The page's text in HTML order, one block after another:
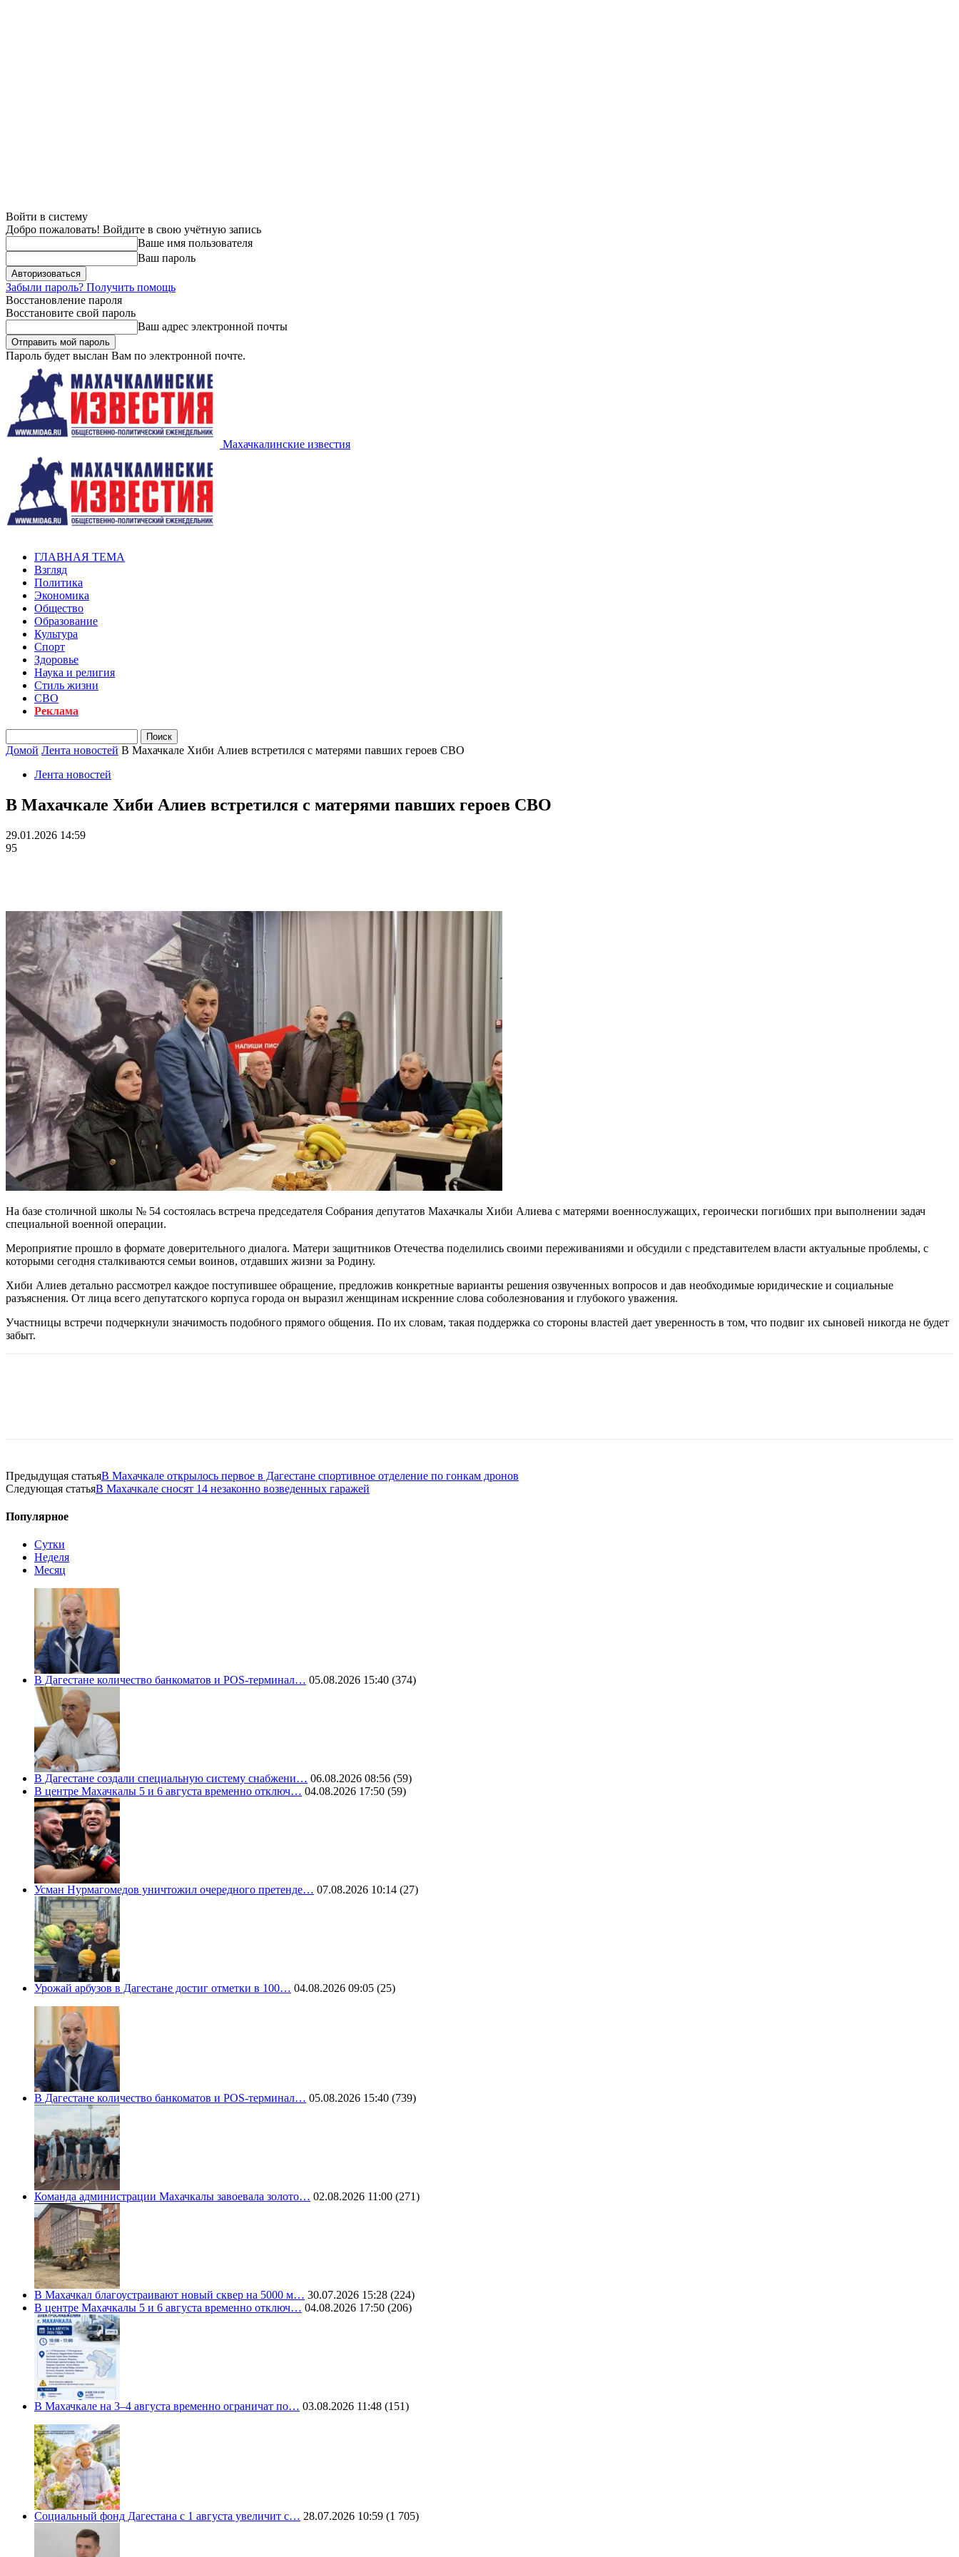
Войти в систему
Добро пожаловать! Войдите в свою учётную запись
Ваше имя пользователя
Ваш пароль
Забыли пароль? Получить помощь
Восстановление пароля
Восстановите свой пароль
Ваш адрес электронной почты
Пароль будет выслан Вам по электронной почте.
Махачкалинские известия
ГЛАВНАЯ ТЕМА
Взгляд
Политика
Экономика
Общество
Образование
Культура
Спорт
Здоровье
Наука и религия
Стиль жизни
СВО
Реклама
Домой Лента новостей В Махачкале Хиби Алиев встретился с матерями павших героев СВО
Лента новостей
В Махачкале Хиби Алиев встретился с матерями павших героев СВО
29.01.2026 14:59
95
На базе столичной школы № 54 состоялась встреча председателя Собрания депутатов Махачкалы Хиби Алиева с матерями военнослужащих, героически погибших при выполнении задач
специальной военной операции.
Мероприятие прошло в формате доверительного диалога. Матери защитников Отечества поделились своими переживаниями и обсудили с представителем власти актуальные проблемы, с
которыми сегодня сталкиваются семьи воинов, отдавших жизни за Родину.
Хиби Алиев детально рассмотрел каждое поступившее обращение, предложив конкретные варианты решения озвученных вопросов и дав необходимые юридические и социальные
разъяснения. От лица всего депутатского корпуса города он выразил женщинам искренние слова соболезнования и глубокого уважения.
Участницы встречи подчеркнули значимость подобного прямого общения. По их словам, такая поддержка со стороны властей дает уверенность в том, что подвиг их сыновей никогда не будет
забыт.
Предыдущая статьяВ Махачкале открылось первое в Дагестане спортивное отделение по гонкам дронов
Следующая статьяВ Махачкале сносят 14 незаконно возведенных гаражей
Популярное
Сутки
Неделя
Месяц
В Дагестане количество банкоматов и POS-терминал… 05.08.2026 15:40 (374)
В Дагестане создали специальную систему снабжени… 06.08.2026 08:56 (59)
В центре Махачкалы 5 и 6 августа временно отключ… 04.08.2026 17:50 (59)
Усман Нурмагомедов уничтожил очередного претенде… 07.08.2026 10:14 (27)
Урожай арбузов в Дагестане достиг отметки в 100… 04.08.2026 09:05 (25)
В Дагестане количество банкоматов и POS-терминал… 05.08.2026 15:40 (739)
Команда администрации Махачкалы завоевала золото… 02.08.2026 11:00 (271)
В Махачкал благоустраивают новый сквер на 5000 м… 30.07.2026 15:28 (224)
В центре Махачкалы 5 и 6 августа временно отключ… 04.08.2026 17:50 (206)
В Махачкале на 3–4 августа временно ограничат по… 03.08.2026 11:48 (151)
Социальный фонд Дагестана с 1 августа увеличит с… 28.07.2026 10:59 (1 705)